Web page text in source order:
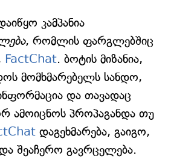
კამპანია
, რომლის ფარგლებშიც
FactChat. ბოტის მიზანია,
მომხმარებელს სანდო,
და თავადაც
ამოიცნოს პროპაგანდა თუ
დაგეხმარება, გაიგო,
შეაჩერო გავრცელება.